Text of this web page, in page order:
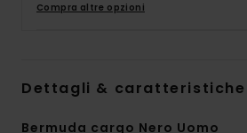
Compra altre opzioni
Dettagli & caratteristiche
Bermuda cargo Nero Uomo